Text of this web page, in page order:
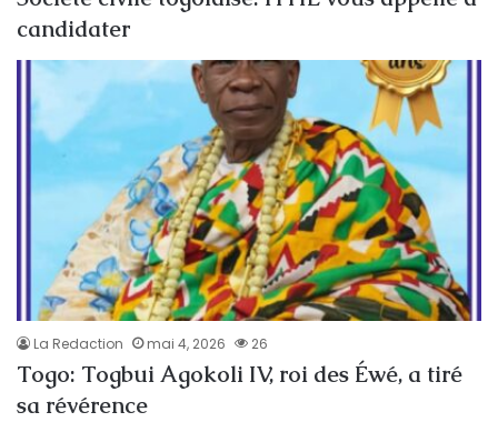
candidater
La Redaction mai 4, 2026 26
Togo: Togbui Agokoli IV, roi des Éwé, a tiré
sa révérence